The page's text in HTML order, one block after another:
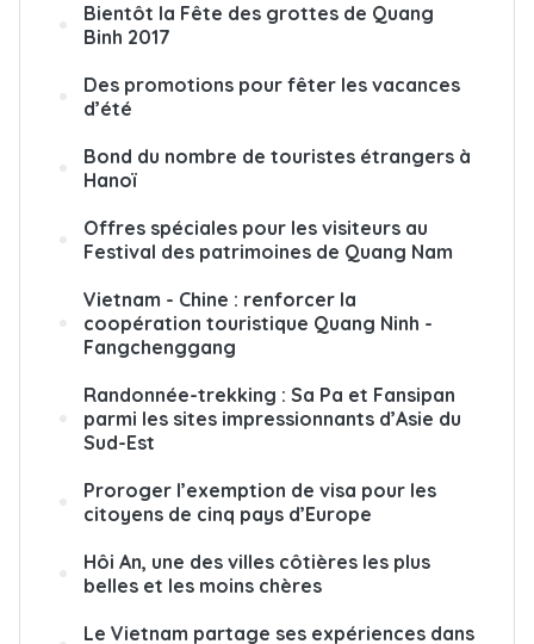
Bientôt la Fête des grottes de Quang
Binh 2017
Des promotions pour fêter les vacances
d’été
Bond du nombre de touristes étrangers à
Hanoï
Offres spéciales pour les visiteurs au
Festival des patrimoines de Quang Nam
Vietnam - Chine : renforcer la
coopération touristique Quang Ninh -
Fangchenggang
Randonnée-trekking : Sa Pa et Fansipan
parmi les sites impressionnants d’Asie du
Sud-Est
Proroger l’exemption de visa pour les
citoyens de cinq pays d’Europe
Hôi An, une des villes côtières les plus
belles et les moins chères
Le Vietnam partage ses expériences dans